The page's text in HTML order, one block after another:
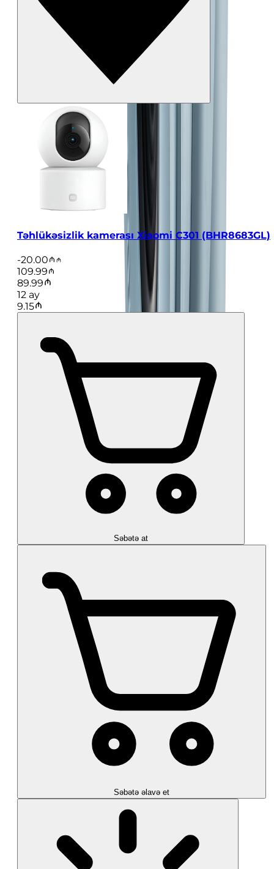
Təhlükəsizlik kamerası Xiaomi C301 (BHR8683GL)
-20.00
109.99
89.99
12 ay
9.15
Səbətə at
Səbətə əlavə et